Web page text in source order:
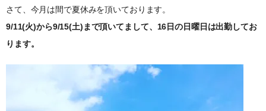
さて、今月は間で夏休みを頂いております。
9/11(火)から9/15(土)まで頂いてまして、16日の日曜日は出勤してお
ります。